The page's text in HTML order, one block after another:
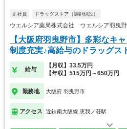
正社員 ドラッグストア（調剤併設）
ウエルシア薬局株式会社 ウエルシア羽曳
【大阪府羽曳野市】多彩なキ
制度充実♪高給与のドラッグ
給与
【月収】33.5万円
【年収】515万円～650万円
勤務地 大阪府 羽曳野市
アクセス 近鉄南大阪線 恵我ノ荘駅